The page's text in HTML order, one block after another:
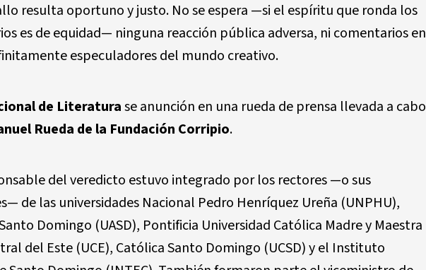
resulta oportuno y justo. No se espera —si el espíritu que ronda los
es de equidad— ninguna reacción pública adversa, ni comentarios en
especuladores del mundo creativo.
de Literaturase anunción en una rueda de prensa llevada a cabo
Rueda de la Fundación Corripio.
del veredicto estuvo integrado por los rectores —o sus
de las universidades Nacional Pedro Henríquez Ureña (UNPHU),
Domingo (UASD), Pontificia Universidad Católica Madre y Maestra
del Este (UCE), Católica Santo Domingo (UCSD) y el Instituto